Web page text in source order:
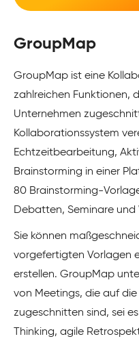
GroupMap
GroupMap ist eine
zahlreichen Funktionen,
Unternehmen
Kollaborationssystem
Echtzeitbearbeitung,
Brainstorming in einer
80 Brainstorming-
Debatten, Seminare und
Sie können
vorgefertigten Vorlagen
erstellen. GroupMap
von Meetings, die auf
zugeschnitten sind, sei
Thinking, agile